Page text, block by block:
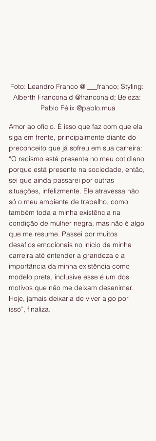
Foto: Leandro Franco @l___franco; Styling:
Alberth Franconaid @franconaid; Beleza:
Pablo Félix @pablo.mua
Amor ao ofício. É isso que faz com que ela
siga em frente, principalmente diante do
preconceito que já sofreu em sua carreira:
“O racismo está presente no meu cotidiano
porque está presente na sociedade, então,
sei que ainda passarei por outras
situações, infelizmente. Ele atravessa não
só o meu ambiente de trabalho, como
também toda a minha existência na
condição de mulher negra, mas não é algo
que me resume. Passei por muitos
desafios emocionais no início da minha
carreira até entender a grandeza e a
importância da minha existência como
modelo preta, inclusive esse é um dos
motivos que não me deixam desanimar.
Hoje, jamais deixaria de viver algo por
isso”, finaliza.